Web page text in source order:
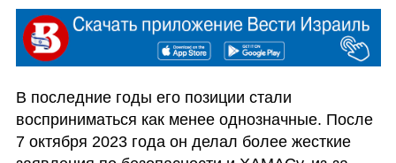
В последние годы его позиции стали
восприниматься как менее однозначные. После
7 октября 2023 года он делал более жесткие